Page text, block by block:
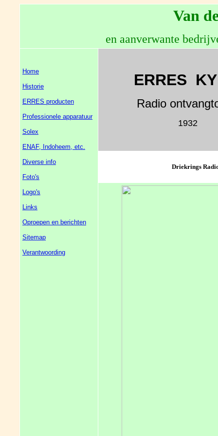
Van
en aanverwante
Home
Historie
ERRES producten
Professionele apparatuur
Solex
ENAF, Indoheem, etc.
Diverse info
Foto's
Logo's
Links
Oproepen en berichten
Sitemap
Verantwoording
ERRES
Radio
1932
Driekrings